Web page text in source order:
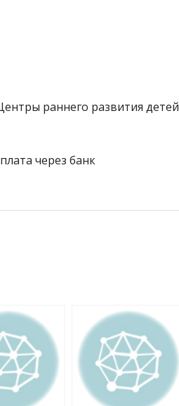
раннего развития детей
через банк